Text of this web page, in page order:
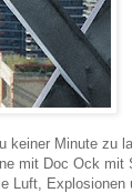
keiner Minute zu
mit Doc Ock mit
Luft, Explosionen